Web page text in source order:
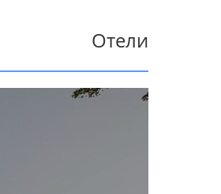
Отели